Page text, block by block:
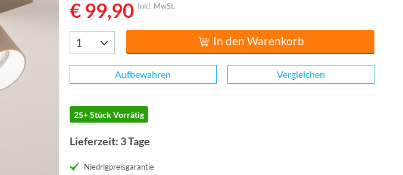
€ 99,90 Inkl. MwSt.
In den Warenkorb
Aufbewahren Vergleichen
25+ Stück Vorrätig
Lieferzeit: 3 Tage
Niedrigpreisgarantie